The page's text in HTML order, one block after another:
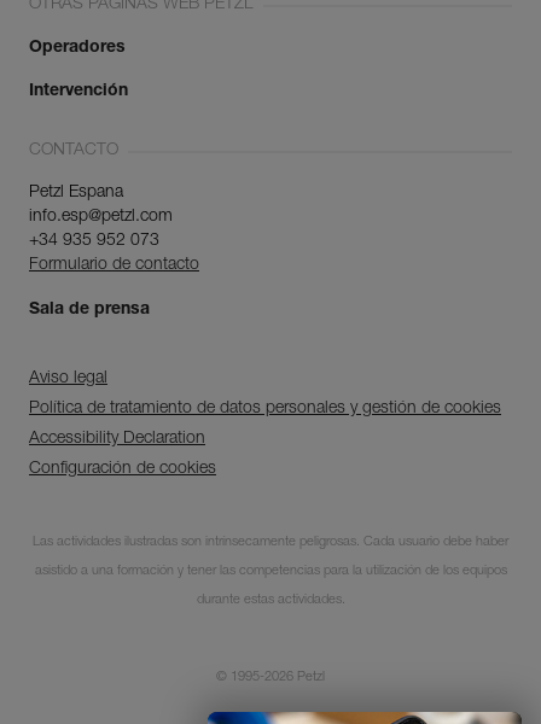
seguimiento de su parque de
DESCUBRIR
OTRAS PÁGINAS WEB PETZL
Operadores
Intervención
CONTACTO
Petzl Espana
info.esp@petzl.com
+34 935 952 073
Formulario de contacto
Sala de prensa
Aviso legal
Política de tratamiento de datos personales y gestión de cookies
Accessibility Declaration
Configuración de cookies
Las actividades ilustradas son intrínsecamente peligrosas. Cada usuario debe haber
asistido a una formación y tener las competencias para la utilización de los equipos
durante estas actividades.
© 1995-2026 Petzl